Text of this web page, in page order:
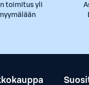
toimitus yli